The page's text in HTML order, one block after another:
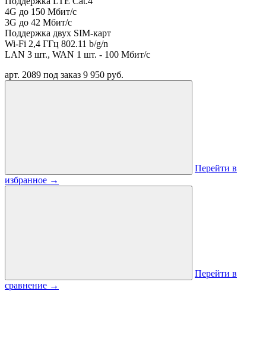
4G до 150 Мбит/с
3G до 42 Мбит/с
Поддержка двух SIM-карт
Wi-Fi 2,4 ГГц 802.11 b/g/n
LAN 3 шт., WAN 1 шт. - 100 Мбит/с
арт. 2089 под заказ 9 950 руб.
Перейти в
избранное →
Перейти в
сравнение →